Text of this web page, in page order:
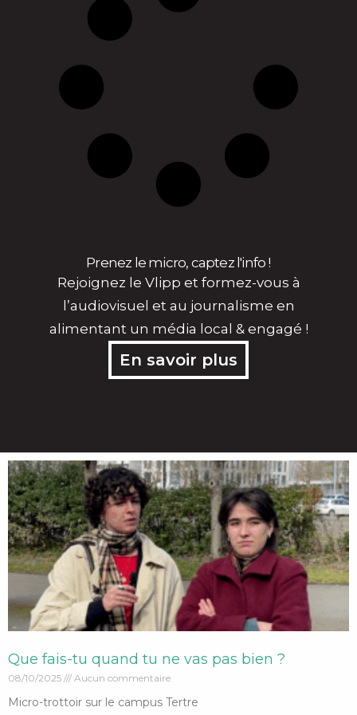
Prenez le micro, captez l'info !
Rejoignez le Vlipp et formez-vous à
l’audiovisuel et au journalisme en
alimentant un média local & engagé !
En savoir plus
Que fais-tu quand tu ne vas pas bien ?
08/10/2025 Aucun commentaire
Micro-trottoir sur le campus Tertre